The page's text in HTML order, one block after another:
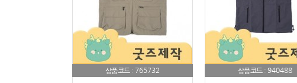
송
15 AP-
상품코드 : 765732 상품코드 : 940488